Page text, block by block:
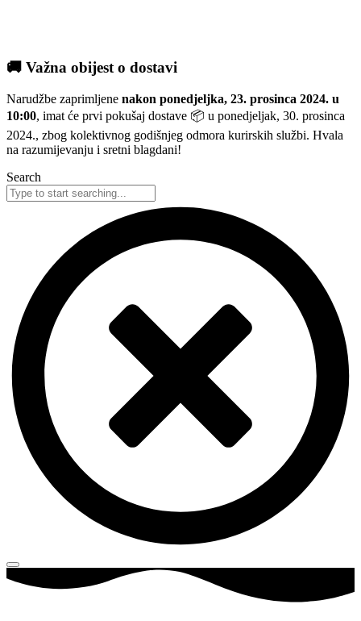
🚚 Važna obijest o dostavi
Narudžbe zaprimljene nakon ponedjeljka, 23. prosinca 2024. u
10:00, imat će prvi pokušaj dostave 📦 u ponedjeljak, 30. prosinca
2024., zbog kolektivnog godišnjeg odmora kurirskih službi. Hvala
na razumijevanju i sretni blagdani!
Search